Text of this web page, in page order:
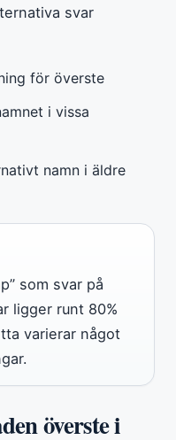
svar
för överste
i vissa
namn i äldre
som svar på
ligger runt 80%
varierar något
överste i